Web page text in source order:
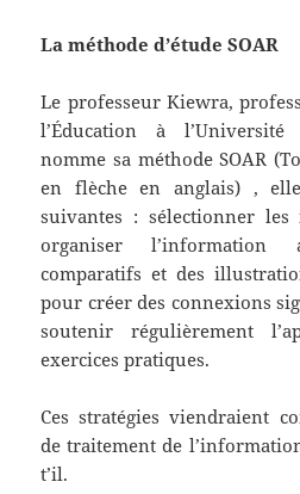
La méthode d’étude SOAR
Le professeur Kiewra,
l’Éducation à l’Université
nomme sa méthode SOAR
en flèche en anglais) ,
suivantes : sélectionner les
organiser l’information
comparatifs et des
pour créer des connexions
soutenir régulièrement
exercices pratiques.
Ces stratégies viendraient
de traitement de
t’il.